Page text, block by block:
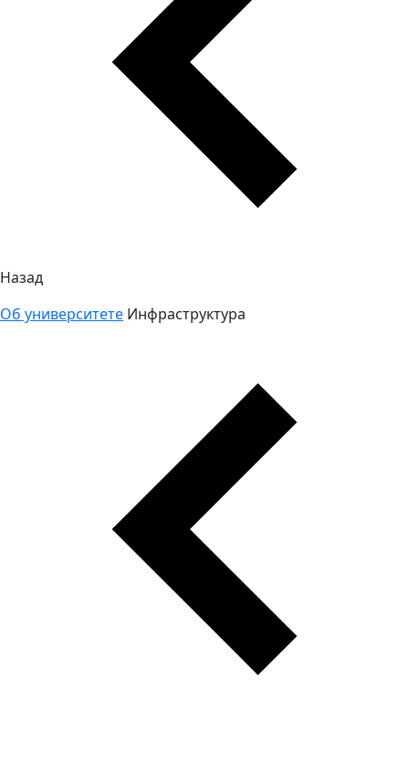
Назад
Об университете Инфраструктура